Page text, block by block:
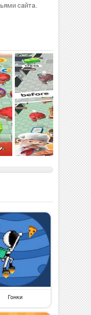
сайта.
Гонки